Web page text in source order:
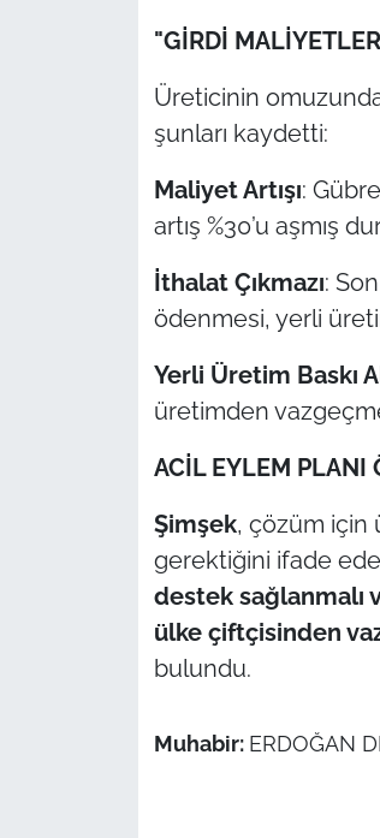
"GİRDİ
Üreticinin
şunları kaydetti:
Maliyet Artışı:
artış %30’u aşmış
İthalat Çıkmazı:
ödenmesi, yerli
Yerli Üretim Baskı
üretimden
ACİL EYLEM PLANI
Şimşek, çözüm için
gerektiğini ifade
destek sağlanmalı
ülke çiftçisinden
bulundu.
Muhabir: ERDOĞAN
Bilim Teknoloji
English News